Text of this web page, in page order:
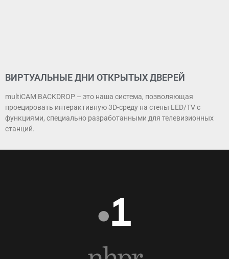
ВИРТУАЛЬНЫЕ ДНИ ОТКРЫТЫХ ДВЕРЕЙ
multiCAM BACKDROP – это наша система, позволяющая
проецировать интерактивную 3D-среду на стены LED/TV с
функциями, специально разработанными для телевизионных
станций.